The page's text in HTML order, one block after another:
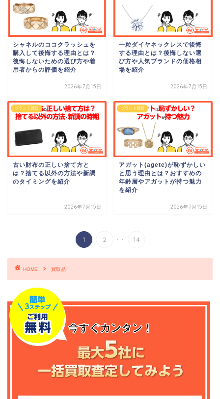
シャネルのココクラッシュを
購入して後悔する理由とは？
後悔しないための選び方や着
用者からの評価を紹介
2026年7月15日
一粒ダイヤネックレスで後悔
する理由とは？後悔しない選
び方や人気ブランドの価格相
場を紹介
2026年7月15日
ブランド買取
古い財布の正しい捨て方と
は？捨てる以外の方法や新調
のタイミングを紹介
2026年7月15日
ブランド買取
アガット(agete)が恥ずかしい
と思う理由とは？おすすめの
年齢層やアガットが持つ魅力
を紹介
2026年7月15日
1 2 ... 14
HOME 買取品